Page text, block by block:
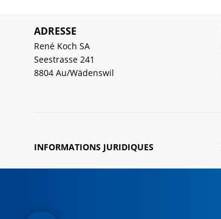
ADRESSE
René Koch SA
Seestrasse 241
8804 Au/Wädenswil
INFORMATIONS JURIDIQUES